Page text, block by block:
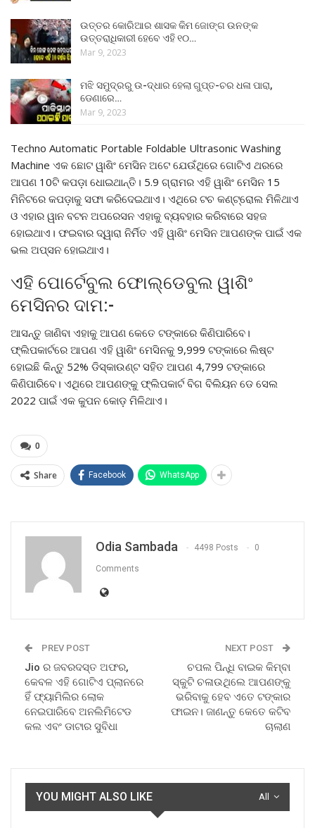
ଉତ୍ତର କୋରିଆର ଶାସକ କିମ ଜୋଙ୍ଗ ଉନଙ୍କ
ଉତ୍ତରାଧିକାରୀ ହେବେ ଏହି ୧୦…
Mar 9, 2023
ମଝି ସମୁଦ୍ରରୁ ଉ-ଦ୍ଧାର ହେଲା ଗୁପ୍ତ-ଚର ଧଳା ପାରା,
ଡେଣାରେ…
Mar 9, 2023
Techno Automatic Portable Foldable Ultrasonic Washing
Machine ଏକ ଛୋଟ ୱାଶିଂ ମେସିନ ଅଟେ ଯେଉଁଥିରେ ଗୋଟିଏ ଥରରେ
ଆପଣ 10ଟି କପଡ଼ା ଧୋଇଥାନ୍ତି। 5.9 ଗ୍ରାମର ଏହି ୱାଶିଂ ମେସିନ 15
ମିନିଟରେ କପଡ଼ାକୁ ସଫା କରିଦେଇଥାଏ। ଏଥିରେ ଟଚ କଣ୍ଟ୍ରୋଲ ମିଳିଥାଏ
ଓ ଏହାର ୱାନ ବଟନ ଅପରେସନ ଏହାକୁ ବ୍ୟବହାର କରିବାରେ ସହଜ
ହୋଇଥାଏ। ଫଇବାର ଦ୍ୱାରା ନିର୍ମିତ ଏହି ୱାଶିଂ ମେସିନ ଆପଣଙ୍କ ପାଇଁ ଏକ
ଭଲ ଅପ୍ସନ ହୋଇଥାଏ।
ଏହି ପୋର୍ଟେବୁଲ ଫୋଲ୍ଡେବୁଲ ୱାଶିଂ
ମେସିନର ଦାମ:-
ଆସନ୍ତୁ ଜାଣିବା ଏହାକୁ ଆପଣ କେତେ ଟଙ୍କାରେ କିଣିପାରିବେ।
ଫ୍ଲିପକାର୍ଟରେ ଆପଣ ଏହି ୱାଶିଂ ମେସିନକୁ 9,999 ଟଙ୍କାରେ ଲିଷ୍ଟ
ହୋଇଛି କିନ୍ତୁ 52% ଡିସ୍କାଉଣ୍ଟ ସହିତ ଆପଣ 4,799 ଟଙ୍କାରେ
କିଣିପାରିବେ। ଏଥିରେ ଆପଣଙ୍କୁ ଫ୍ଲିପକାର୍ଟ ବିଗ ବିଲିୟନ ଡେ ସେଲ
2022 ପାଇଁ ଏକ କୁପନ କୋଡ଼ ମିଳିଥାଏ।
0
Share Facebook WhatsApp
Odia Sambada 4498 Posts 0
Comments
PREV POST
Jio ର ଜବରଦସ୍ତ ଅଫର,
କେବଳ ଏହି ଗୋଟିଏ ପ୍ଲାନରେ
ହିଁ ଫ୍ୟାମିଲିର ଲୋକ
ନେଇପାରିବେ ଅନଲିମିଟେଡ
କଲ ଏବଂ ଡାଟାର ସୁବିଧା
NEXT POST
ଚପଲ ପିନ୍ଧି ବାଇକ କିମ୍ବା
ସ୍କୁଟି ଚଳାଉଥିଲେ ଆପଣଙ୍କୁ
ଭରିବାକୁ ହେବ ଏତେ ଟଙ୍କାର
ଫାଇନ। ଜାଣନ୍ତୁ କେତେ କଟିବ
ଚାଲାଣ
All
YOU MIGHT ALSO LIKE